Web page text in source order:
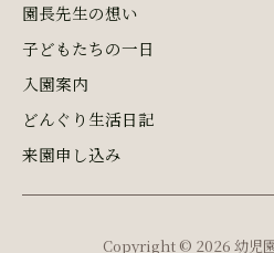
園長先生の想い
子どもたちの一日
入園案内
どんぐり生活日記
来園申し込み
Copyright © 2026 幼児